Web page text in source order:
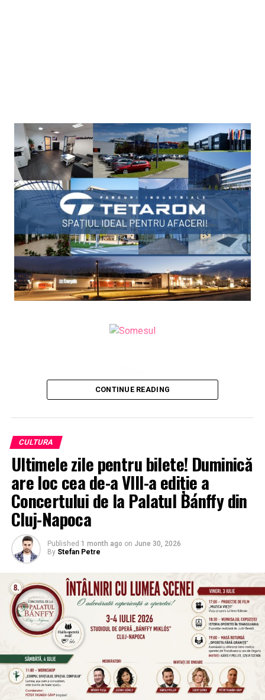
CONTINUE READING
CULTURA
Ultimele zile pentru bilete! Duminică
are loc cea de-a VIII-a ediție a
Concertului de la Palatul Bánffy din
Cluj-Napoca
Published 1 month ago on June 30, 2026
By Stefan Petre